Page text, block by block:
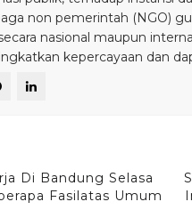
non pemerintah (NGO)
nasional maupun
kepercayaan dan
Di Bandung Selasa
Fasilatas Umum